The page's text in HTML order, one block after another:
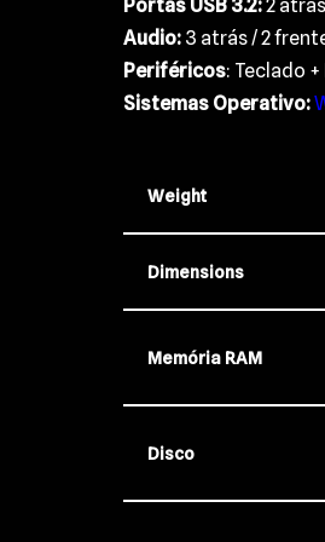
Portas USB 3.2:2
Audio: 3 atrás / 2
Periféricos: Teclado
Sistemas Operativo:
Weight
Dimensions
Memória RAM
Disco